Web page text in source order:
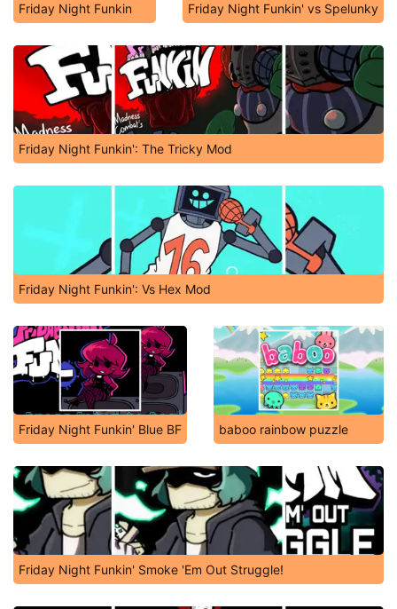
Friday Night Funkin Friday Night Funkin' vs Spelunky
Friday Night Funkin': The Tricky Mod
Friday Night Funkin': Vs Hex Mod
Friday Night Funkin' Blue BF baboo rainbow puzzle
Friday Night Funkin' Smoke 'Em Out Struggle!